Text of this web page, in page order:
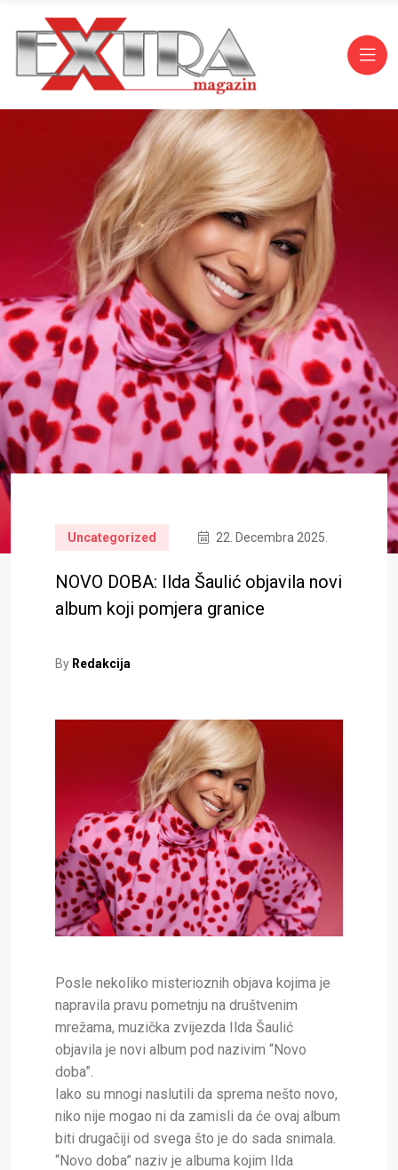
Uncategorized 22. Decembra 2025.
NOVO DOBA: Ilda Šaulić objavila novi
album koji pomjera granice
By Redakcija
Posle nekoliko misterioznih objava kojima je
napravila pravu pometnju na društvenim
mrežama, muzička zvijezda Ilda Šaulić
objavila je novi album pod nazivim “Novo
doba”.
Iako su mnogi naslutili da sprema nešto novo,
niko nije mogao ni da zamisli da će ovaj album
biti drugačiji od svega što je do sada snimala.
“Novo doba” naziv je albuma kojim Ilda